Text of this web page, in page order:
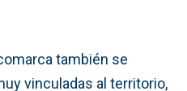
también se
vinculadas al territorio,